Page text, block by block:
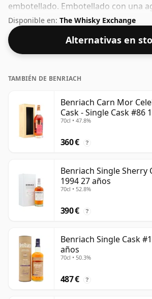
embotellado. Embotellado con una
graduación del 52%, este whisky
de 70 cl.
Disponible en: The Whisky Exchange
Alternativas en
TAMBIÉN DE BENRIACH
Benriach Carn Mor
Cask - Single Cask #86
70cl • 47.8%
360 € ?
Benriach Single Sherry
1994 27 años
70cl • 52.8%
390 € ?
Benriach Single Cask
años
70cl • 50.3%
487 € ?